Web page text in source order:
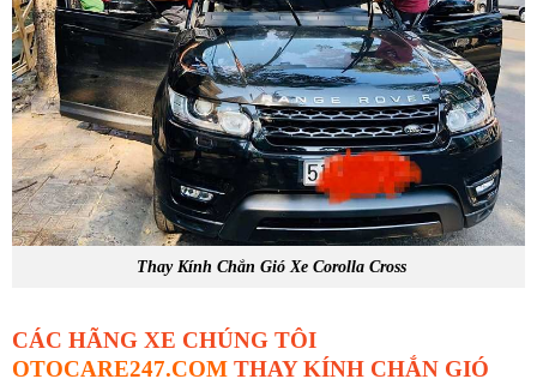
Thay Kính Chắn Gió Xe Corolla Cross
CÁC HÃNG XE CHÚNG TÔI
OTOCARE247.COM THAY KÍNH CHẮN GIÓ